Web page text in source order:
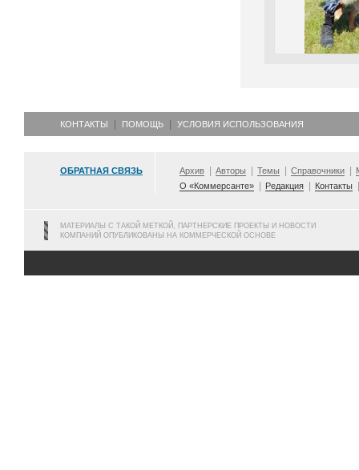
КОНТАКТЫ ПОМОЩЬ УСЛОВИЯ ИСПОЛЬЗОВАНИЯ
ОБРАТНАЯ СВЯЗЬ Архив Авторы Темы Справочники
О «Коммерсанте»
Редакция Контакты
МАТЕРИАЛЫ С ТАКОЙ МЕТКОЙ, ПАРТНЕРСКИЕ ПРОЕКТЫ И НОВОСТИ
КОМПАНИЙ ОПУБЛИКОВАНЫ НА КОММЕРЧЕСКОЙ ОСНОВЕ